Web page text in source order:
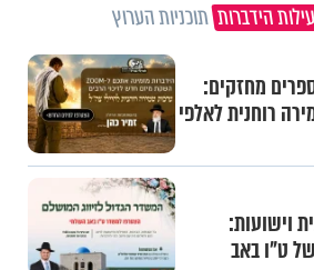
הידברות תוכניות הערוץ
מחזקים:
רוחנית לאלפי
וישועות:
ט"ו באב